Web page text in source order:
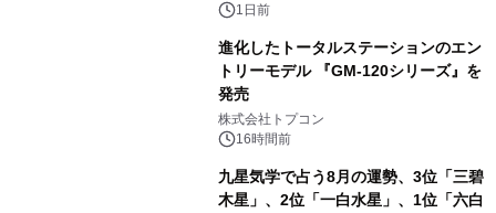
1日前
進化したトータルステーションのエン
トリーモデル 『GM-120シリーズ』を
発売
株式会社トプコン
16時間前
九星気学で占う8月の運勢、3位「三碧
木星」、2位「一白水星」、1位「六白